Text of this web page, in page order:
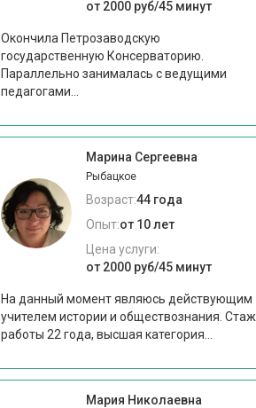
от 2000 руб/45 минут
Окончила Петрозаводскую
государственную Консерваторию.
Параллельно занималась с ведущими
педагогами...
Марина Сергеевна
Рыбацкое
Возраст:44 года
Опыт:от 10 лет
Цена услуги:
от 2000 руб/45 минут
На данный момент являюсь действующим
учителем истории и обществознания. Стаж
работы 22 года, высшая категория...
Мария Николаевна